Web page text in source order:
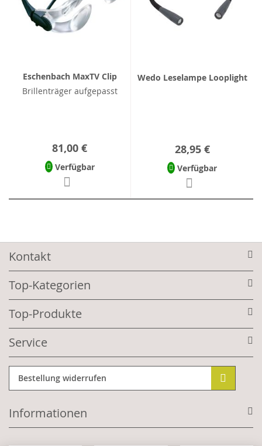
Eschenbach MaxTV Clip
Brillenträger aufgepasst
81,00 €
Verfügbar
Wedo Leselampe Looplight
28,95 €
Verfügbar
Kontakt
Top-Kategorien
Top-Produkte
Service
Bestellung widerrufen
Informationen